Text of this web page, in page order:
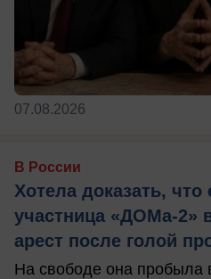
07.08.2026
В России
Хотела доказать,
участница «ДОМа-2»
арест после голой
На свободе она пробыла